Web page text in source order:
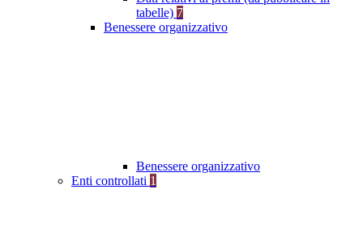
tabelle) 7
Benessere organizzativo
Benessere organizzativo
Enti controllati 1